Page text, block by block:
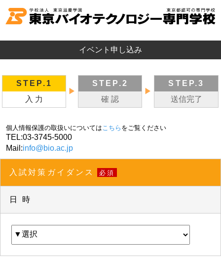
イベント申し込み
STEP.1
入 力
▶
STEP.2
確 認
▶
STEP.3
送信完了
個人情報保護の取扱いについてはこちら をご覧ください
TEL:03-3745-5000
Mail:info@bio.ac.jp
入試対策ガイダンス 必須
日 時